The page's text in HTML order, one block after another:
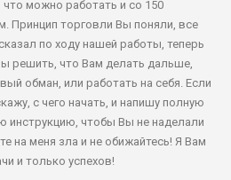
можно работать и со 150
Принцип торговли Вы поняли, все
по ходу нашей работы, теперь
решить, что Вам делать дальше,
обман, или работать на себя. Если
с чего начать, и напишу полную
инструкцию, чтобы Вы не наделали
на меня зла и не обижайтесь! Я Вам
и только успехов!